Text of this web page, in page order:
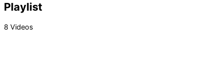
Playlist
8 Videos